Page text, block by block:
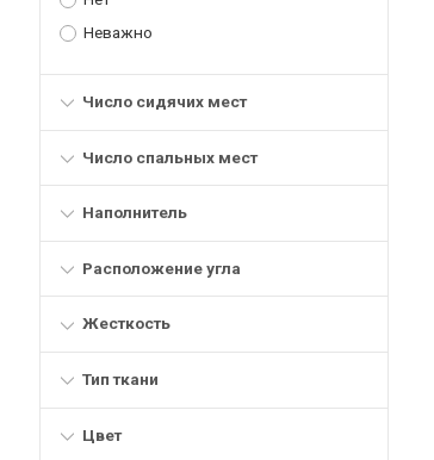
Неважно
Число сидячих мест
Число спальных мест
Наполнитель
Расположение угла
Жесткость
Тип ткани
Цвет